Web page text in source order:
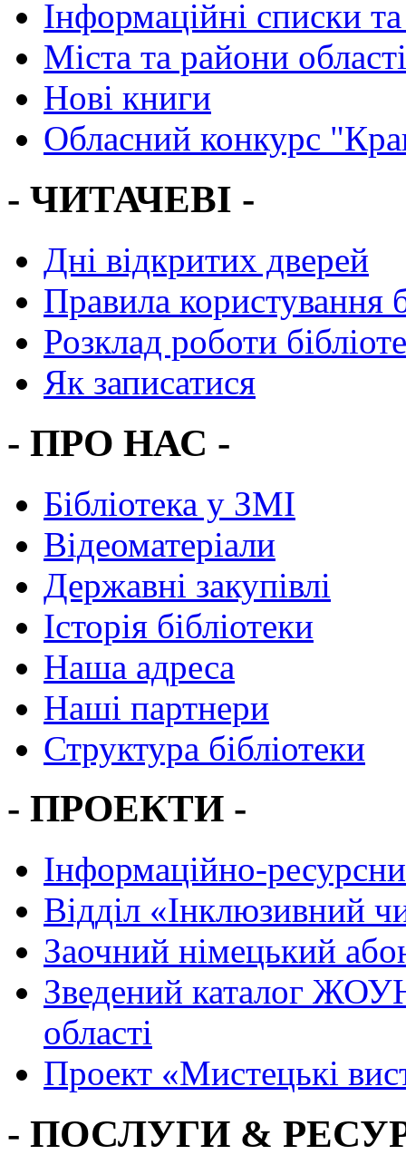
Інформаційні списки
Міста та райони області
Нові книги
Обласний конкурс
- ЧИТАЧЕВІ -
Дні відкритих дверей
Правила користування
Розклад роботи
Як записатися
- ПРО НАС -
Бібліотека у ЗМІ
Відеоматеріали
Державні закупівлі
Історія бібліотеки
Наша адреса
Наші партнери
Структура бібліотеки
- ПРОЕКТИ -
Інформаційно-
Вiддiл «Інклюзивний
Заочний німецький
Зведений каталог
області
Проект «Мистецькі
- ПОСЛУГИ &